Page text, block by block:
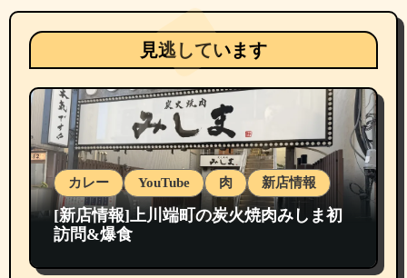
見逃しています
カレー YouTube 肉 新店情報
[新店情報]上川端町の炭火焼肉みしま初
訪問&爆食